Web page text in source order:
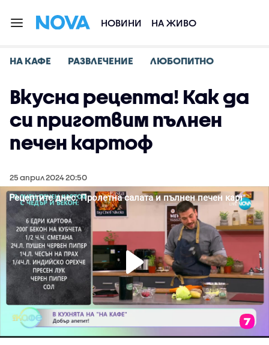
НОВИНИ НА ЖИВО
НА КАФЕ РАЗВЛЕЧЕНИЕ ЛЮБОПИТНО
Вкусна рецепта! Как да
си приготвим пълнен
печен картоф
25 април 2024 20:50